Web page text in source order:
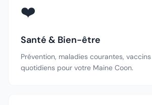
❤️
Santé & Bien-être
Prévention, maladies courantes,
quotidiens pour votre Maine Coon.